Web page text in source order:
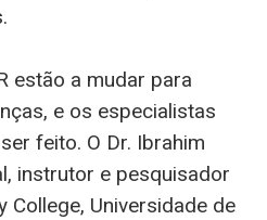
estão a mudar para
e os especialistas
feito. O Dr. Ibrahim
instrutor e pesquisador
College, Universidade de